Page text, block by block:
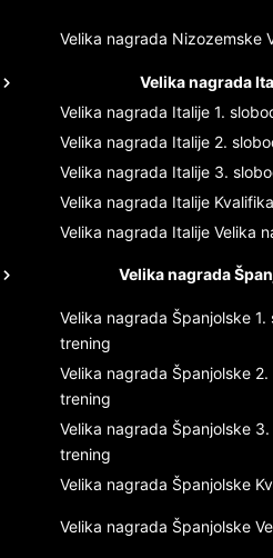
Velika nagrada Nizozemske
Velika nagrada
Velika nagrada Italije 1.
Velika nagrada Italije 2.
Velika nagrada Italije 3.
Velika nagrada Italije
Velika nagrada Italije Velika
Velika nagrada
Velika nagrada Španjolske 1.
trening
Velika nagrada Španjolske 2.
trening
Velika nagrada Španjolske 3.
trening
Velika nagrada Španjolske
Velika nagrada Španjolske